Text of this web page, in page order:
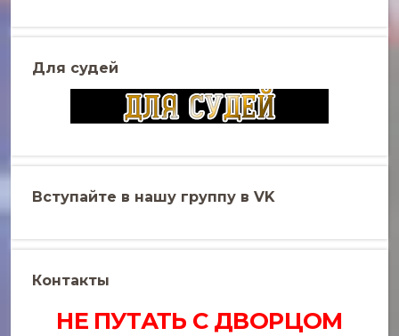
Для судей
Вступайте в нашу группу в VK
Контакты
НЕ ПУТАТЬ С ДВОРЦОМ